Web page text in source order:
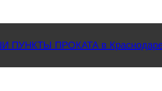
ПУНКТЫ ПРОКАТА в